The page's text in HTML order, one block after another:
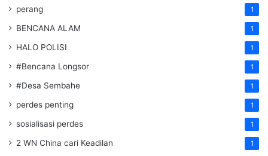
perang 1
BENCANA ALAM 1
HALO POLISI 1
#Bencana Longsor 1
#Desa Sembahe 1
perdes penting 1
sosialisasi perdes 1
2 WN China cari Keadilan 1